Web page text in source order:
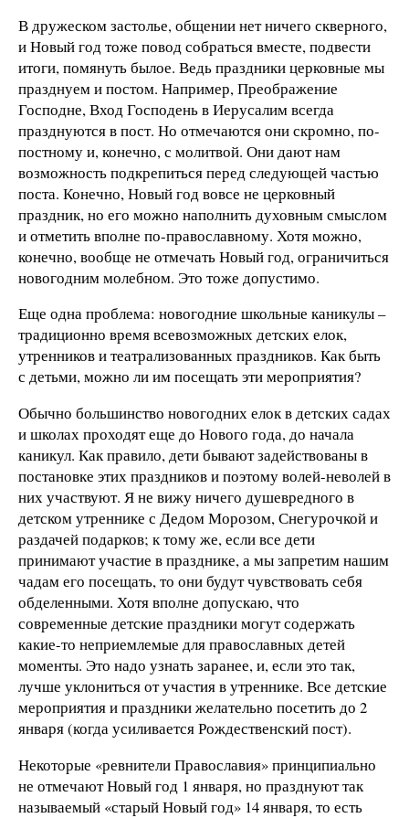
В дружеском застолье, общении нет ничего скверного,
и Новый год тоже повод собраться вместе, подвести
итоги, помянуть былое. Ведь праздники церковные мы
празднуем и постом. Например, Преображение
Господне, Вход Господень в Иерусалим всегда
празднуются в пост. Но отмечаются они скромно, по-
постному и, конечно, с молитвой. Они дают нам
возможность подкрепиться перед следующей частью
поста. Конечно, Новый год вовсе не церковный
праздник, но его можно наполнить духовным смыслом
и отметить вполне по-православному. Хотя можно,
конечно, вообще не отмечать Новый год, ограничиться
новогодним молебном. Это тоже допустимо.
Еще одна проблема: новогодние школьные каникулы –
традиционно время всевозможных детских елок,
утренников и театрализованных праздников. Как быть
с детьми, можно ли им посещать эти мероприятия?
Обычно большинство новогодних елок в детских садах
и школах проходят еще до Нового года, до начала
каникул. Как правило, дети бывают задействованы в
постановке этих праздников и поэтому волей-неволей в
них участвуют. Я не вижу ничего душевредного в
детском утреннике с Дедом Морозом, Снегурочкой и
раздачей подарков; к тому же, если все дети
принимают участие в празднике, а мы запретим нашим
чадам его посещать, то они будут чувствовать себя
обделенными. Хотя вполне допускаю, что
современные детские праздники могут содержать
какие-то неприемлемые для православных детей
моменты. Это надо узнать заранее, и, если это так,
лучше уклониться от участия в утреннике. Все детские
мероприятия и праздники желательно посетить до 2
января (когда усиливается Рождественский пост).
Некоторые «ревнители Православия» принципиально
не отмечают Новый год 1 января, но празднуют так
называемый «старый Новый год» 14 января, то есть